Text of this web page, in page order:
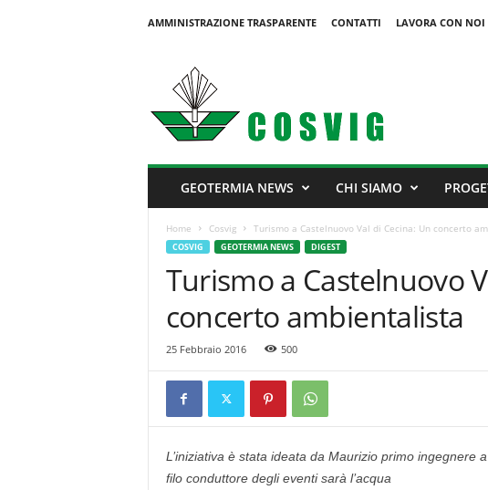
AMMINISTRAZIONE TRASPARENTE CONTATTI LAVORA CON NOI
GEOTERMIA NEWS CHI SIAMO
Home Cosvig Turismo a Castelnuovo Val di Cecina: Un concerto
COSVIG GEOTERMIA NEWS DIGEST
Turismo a Castelnuovo
concerto ambientalista
25 Febbraio 2016 500
L’iniziativa è stata ideata da Maurizio primo ingegnere
filo conduttore degli eventi sarà l’acqua